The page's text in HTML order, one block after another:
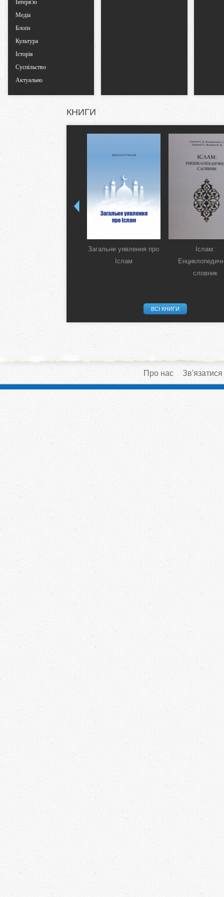
Інтерв'ю
Медіа
Блоґи
Культура
Історія
Суспільство
Актуально
КНИГИ
Загальне уявлення про
Іслам
Іслам:
словник
ВСІ КНИГИ
Про нас